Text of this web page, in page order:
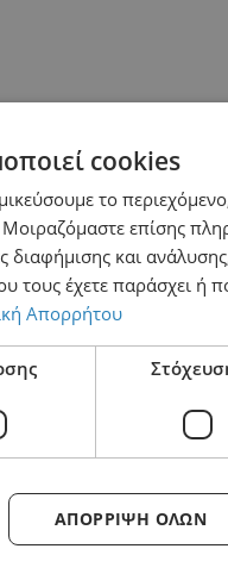
cookies
το
επίσης
και
τους έχετε παράσχει ή
Απορρήτου
ΑΠΌΡΡΙΨΗ ΌΛΩΝ